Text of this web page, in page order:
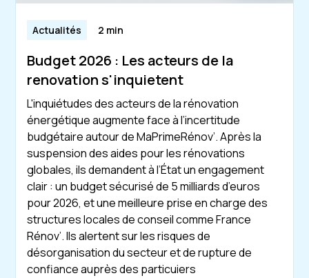
Actualités 2 min
Budget 2026 : Les acteurs de la
renovation s'inquietent
L'inquiétudes des acteurs de la rénovation
énergétique augmente face à l’incertitude
budgétaire autour de MaPrimeRénov’. Après la
suspension des aides pour les rénovations
globales, ils demandent à l’État un engagement
clair : un budget sécurisé de 5 milliards d’euros
pour 2026, et une meilleure prise en charge des
structures locales de conseil comme France
Rénov’. Ils alertent sur les risques de
désorganisation du secteur et de rupture de
confiance auprès des particuiers